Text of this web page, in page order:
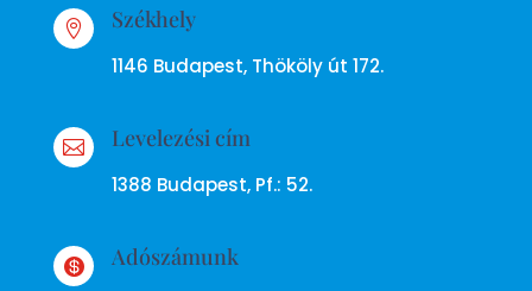
 Székhely
1146 Budapest, Thököly út 172.
 Levelezési cím
1388 Budapest, Pf.: 52.
 Adószámunk